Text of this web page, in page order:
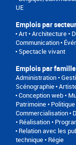
UE
Emplois par secteur
Art • Architecture •
Communication
Spectacle vivant
Emplois par
Administration •
Scénographie
Conception web •
Patrimoine •
Commercialisation
• Réalisation •
Relation avec les
technique • Régie